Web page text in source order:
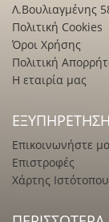
Λ.Βουλιαγμένης
Πολιτική Cookies
Όροι Χρήσης
Πολιτική
Η εταιρία μας
Επικοινωνήστε
Επιστροφές
Χάρτης Ιστότοπου